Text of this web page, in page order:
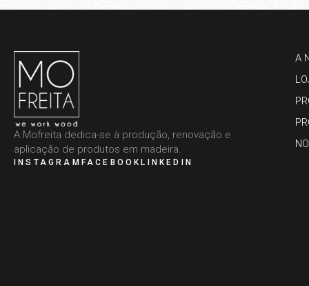
A Mofreita dedica-se à produção, renovação e
aplicação de produtos em madeira.
INSTAGRAM FACEBOOK LINKEDIN
A